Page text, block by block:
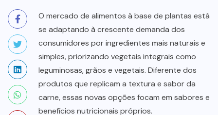
O mercado de alimentos à base de plantas está
se adaptando à crescente demanda dos
consumidores por ingredientes mais naturais e
simples, priorizando vegetais integrais como
leguminosas, grãos e vegetais. Diferente dos
produtos que replicam a textura e sabor da
carne, essas novas opções focam em sabores e
benefícios nutricionais próprios.